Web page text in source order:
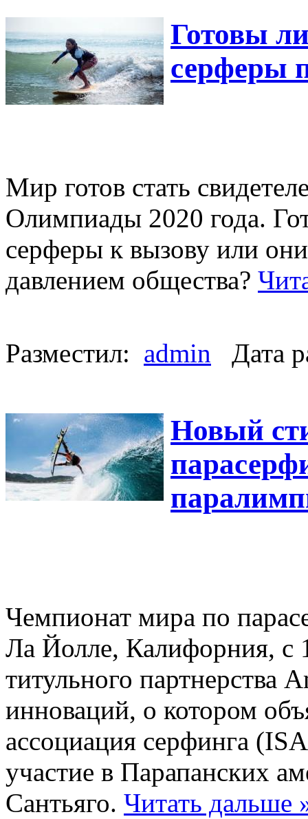
Готовы
серферы
Мир готов стать
Олимпиады 2020 года.
серферы к вызову или
давлением общества?
Разместил: admin Дата
Новый
Чемпионат мира по
Ла Йолле, Калифорния, с
титульного партнерства
инноваций, о котором
ассоциация серфинга
участие в Парапанских
Сантьяго. Читать дальше